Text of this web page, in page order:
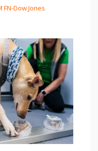
FN-Dow Jones